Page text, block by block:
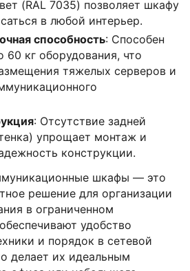
(RAL 7035) позволяет шкафу
в любой интерьер.
способность: Способен
60 кг оборудования, что
тяжелых серверов и
: Отсутствие задней
упрощает монтаж и
конструкции.
шкафы — это
решение для организации
в ограниченном
удобство
и порядок в сетевой
делает их идеальным